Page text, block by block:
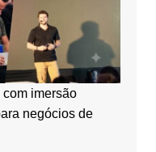
imersão
negócios de